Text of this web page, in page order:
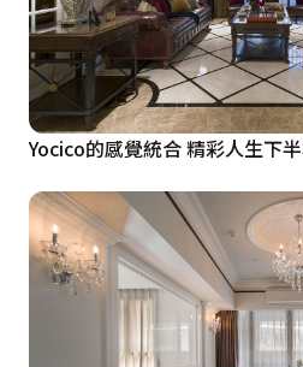
Yocico的感覺統合 精彩人生下